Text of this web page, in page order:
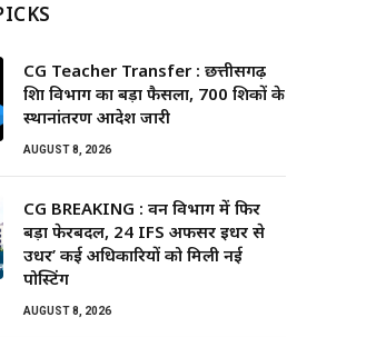
CG Teacher Transfer : छत्तीसगढ़
शिक्षा विभाग का बड़ा फैसला, 700 शिक्षकों के
स्थानांतरण आदेश जारी
AUGUST 8, 2026
CG BREAKING : वन विभाग में फिर
बड़ा फेरबदल, 24 IFS अफसर इधर से
उधर’ कई अधिकारियों को मिली नई
पोस्टिंग
AUGUST 8, 2026